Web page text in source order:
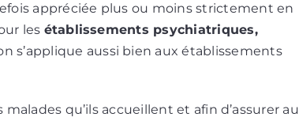
appréciée plus ou moins strictement en
les établissements psychiatriques,
s’applique aussi bien aux établissements
qu’ils accueillent et afin d’assurer au